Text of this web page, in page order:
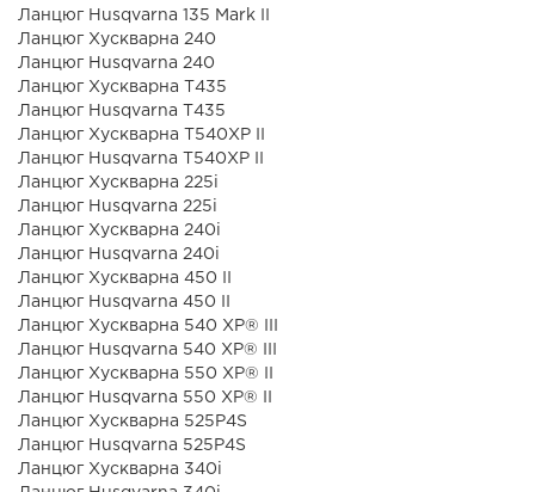
Ланцюг Husqvarna 135 Mark II
Ланцюг Хускварна 240
Ланцюг Husqvarna 240
Ланцюг Хускварна Т435
Ланцюг Husqvarna Т435
Ланцюг Хускварна T540XP II
Ланцюг Husqvarna T540XP II
Ланцюг Хускварна 225i
Ланцюг Husqvarna 225i
Ланцюг Хускварна 240i
Ланцюг Husqvarna 240i
Ланцюг Хускварна 450 II
Ланцюг Husqvarna 450 II
Ланцюг Хускварна 540 XP® III
Ланцюг Husqvarna 540 XP® III
Ланцюг Хускварна 550 XP® II
Ланцюг Husqvarna 550 XP® II
Ланцюг Хускварна 525P4S
Ланцюг Husqvarna 525P4S
Ланцюг Хускварна 340i